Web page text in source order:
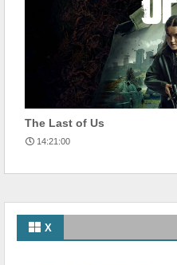
The Last of Us
14:21:00
X